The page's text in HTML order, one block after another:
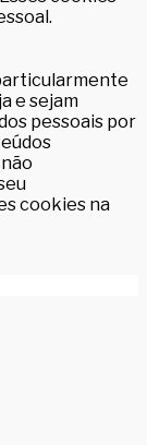
e sejam
pessoais por
cookies na